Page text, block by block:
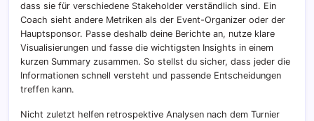
dass sie für verschiedene Stakeholder verständlich sind. Ein
Coach sieht andere Metriken als der Event-Organizer oder der
Hauptsponsor. Passe deshalb deine Berichte an, nutze klare
Visualisierungen und fasse die wichtigsten Insights in einem
kurzen Summary zusammen. So stellst du sicher, dass jeder die
Informationen schnell versteht und passende Entscheidungen
treffen kann.
Nicht zuletzt helfen retrospektive Analysen nach dem Turnier